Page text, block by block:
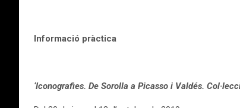
Informació pràctica
‘Iconografies. De Sorolla a Picasso i Valdés.